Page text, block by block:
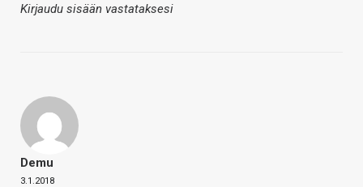
Kirjaudu sisään vastataksesi
Demu
3.1.2018